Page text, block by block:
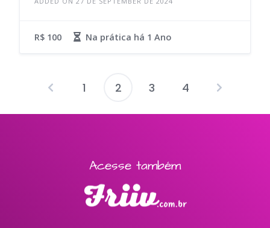
R$ 100 Na prática há 1 Ano
1 2 3 4
Acesse também